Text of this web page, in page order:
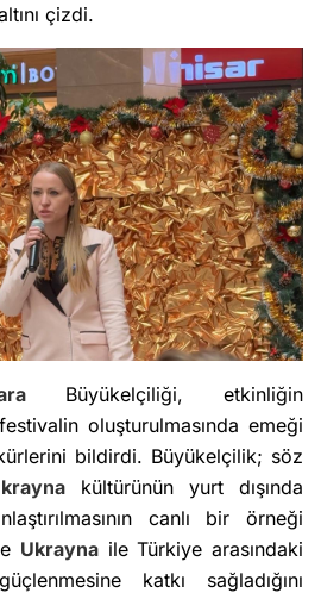
çizdi.
Büyükelçiliği, etkinliğin
oluşturulmasında emeği
bildirdi. Büyükelçilik; söz
kültürünün yurt dışında
canlı bir örneği
Ukraynaile Türkiye arasındaki
katkı sağladığını